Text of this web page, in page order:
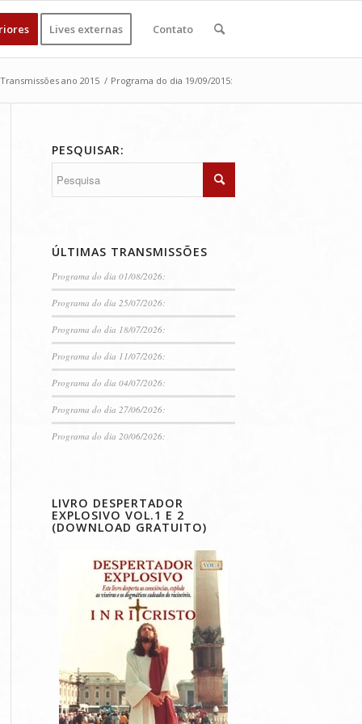
Lives externas Contato
Transmissões ano 2015 / Programa do dia 19/09/2015:
PESQUISAR:
ÚLTIMAS TRANSMISSÕES
Programa do dia 01/08/2026:
Programa do dia 25/07/2026:
Programa do dia 18/07/2026:
Programa do dia 11/07/2026:
Programa do dia 04/07/2026:
Programa do dia 27/06/2026:
Programa do dia 20/06/2026:
LIVRO DESPERTADOR
EXPLOSIVO VOL.1 E 2
(DOWNLOAD GRATUITO)